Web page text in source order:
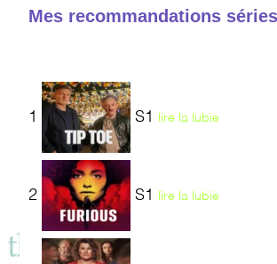
Mes recommandations
1 S1 lire la lubie
2 S1 lire la lubie